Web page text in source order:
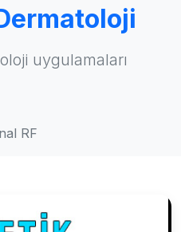
uygulamaları
RF